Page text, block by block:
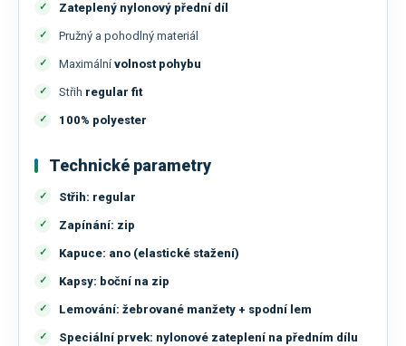
Zateplený nylonový přední díl
Pružný a pohodlný materiál
Maximální volnost pohybu
Střih regular fit
100% polyester
Technické parametry
Střih: regular
Zapínání: zip
Kapuce: ano (elastické stažení)
Kapsy: boční na zip
Lemování: žebrované manžety + spodní lem
Speciální prvek: nylonové zateplení na předním dílu